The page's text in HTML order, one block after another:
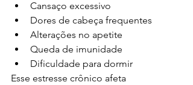
Cansaço excessivo
Dores de cabeça frequentes
Alterações no apetite
Queda de imunidade
Dificuldade para dormir
Esse estresse crônico afeta